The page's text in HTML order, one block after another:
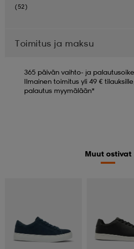
(52)
Toimitus ja maksu
365 päivän vaihto- ja
Ilmainen toimitus yli 49 €
palautus myymälään*
Muut ostivat